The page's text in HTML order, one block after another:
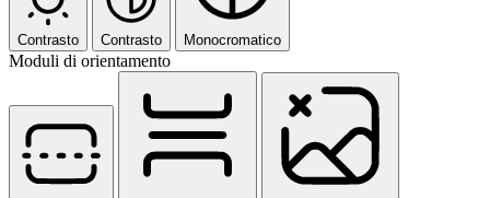
Contrasto Contrasto Monocromatico
Moduli di orientamento